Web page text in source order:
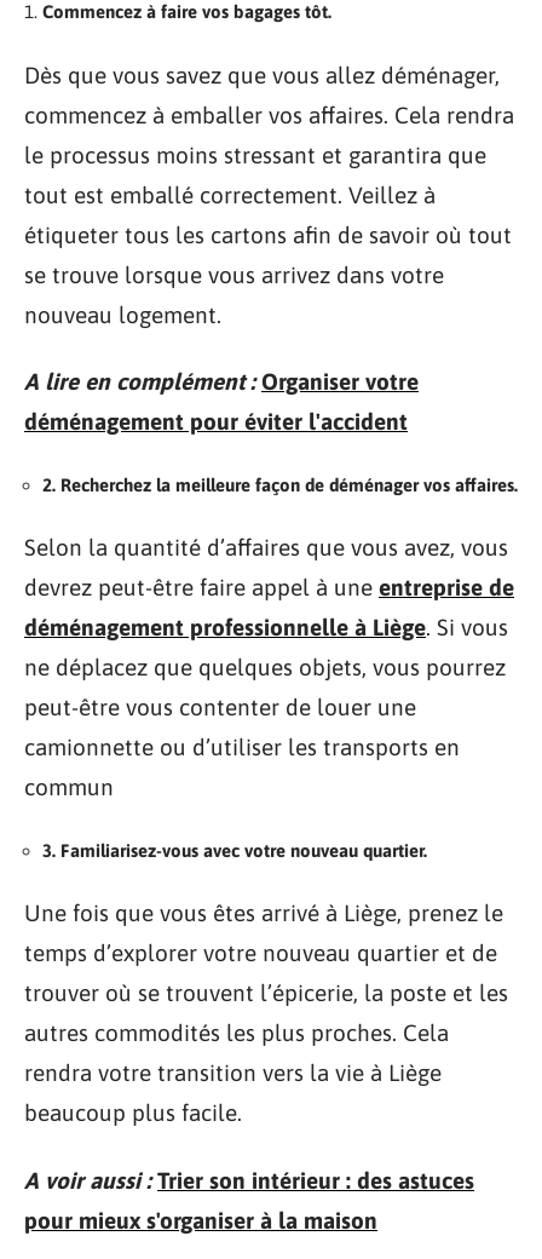
Commencez à faire vos bagages tôt.
Dès que vous savez que vous allez déménager,
commencez à emballer vos affaires. Cela rendra
le processus moins stressant et garantira que
tout est emballé correctement. Veillez à
étiqueter tous les cartons afin de savoir où tout
se trouve lorsque vous arrivez dans votre
nouveau logement.
A lire en complément : Organiser votre
déménagement pour éviter l'accident
2. Recherchez la meilleure façon de déménager vos affaires.
Selon la quantité d’affaires que vous avez, vous
devrez peut-être faire appel à une entreprise de
déménagement professionnelle à Liège. Si vous
ne déplacez que quelques objets, vous pourrez
peut-être vous contenter de louer une
camionnette ou d’utiliser les transports en
commun
3. Familiarisez-vous avec votre nouveau quartier.
Une fois que vous êtes arrivé à Liège, prenez le
temps d’explorer votre nouveau quartier et de
trouver où se trouvent l’épicerie, la poste et les
autres commodités les plus proches. Cela
rendra votre transition vers la vie à Liège
beaucoup plus facile.
A voir aussi : Trier son intérieur : des astuces
pour mieux s'organiser à la maison